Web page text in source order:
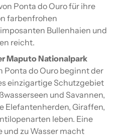
Ponta do Ouro für ihre
farbenfrohen
Bullenhaien und
reicht.
Maputo Nationalpark
Ponta do Ouro beginnt der
einzigartige Schutzgebiet
und Savannen,
Elefantenherden, Giraffen,
leben. Eine
und zu Wasser macht